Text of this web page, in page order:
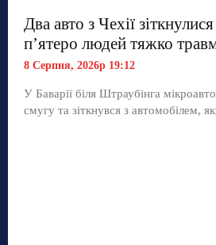
Два авто з Чехії
п’ятеро людей тяжко
8 Серпня, 2026р 19:12
У Баварії біля Штраубінга
смугу та зіткнувся з автомобілем,